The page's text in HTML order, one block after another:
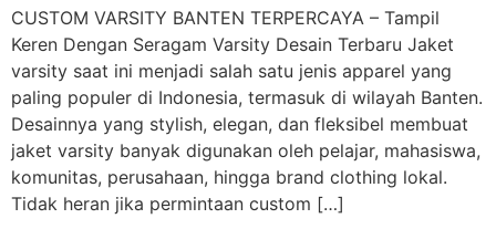
CUSTOM VARSITY BANTEN TERPERCAYA – Tampil
Keren Dengan Seragam Varsity Desain Terbaru Jaket
varsity saat ini menjadi salah satu jenis apparel yang
paling populer di Indonesia, termasuk di wilayah Banten.
Desainnya yang stylish, elegan, dan fleksibel membuat
jaket varsity banyak digunakan oleh pelajar, mahasiswa,
komunitas, perusahaan, hingga brand clothing lokal.
Tidak heran jika permintaan custom […]